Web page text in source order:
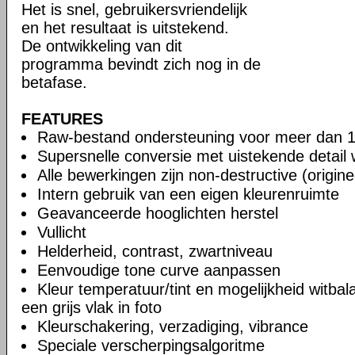
Het is snel, gebruikersvriendelijk
en het resultaat is uitstekend.
De ontwikkeling van dit
programma bevindt zich nog in de
betafase.
FEATURES
Raw-bestand ondersteuning voor meer dan
Supersnelle conversie met uistekende detail
Alle bewerkingen zijn non-destructive
Intern gebruik van een eigen kleurenruimte
Geavanceerde hooglichten herstel
Vullicht
Helderheid, contrast, zwartniveau
Eenvoudige tone curve aanpassen
Kleur temperatuur/tint en mogelijkheid
een grijs vlak in foto
Kleurschakering, verzadiging, vibrance
Speciale verscherpingsalgoritme